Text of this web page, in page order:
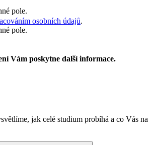
pole.
osobních údajů.
pole.
Vám poskytne další informace.
jak celé studium probíhá a co Vás na